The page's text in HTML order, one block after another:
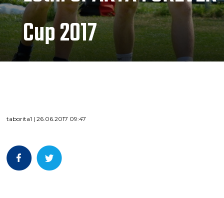
Cup 2017
taborita1 | 26.06.2017 09:47